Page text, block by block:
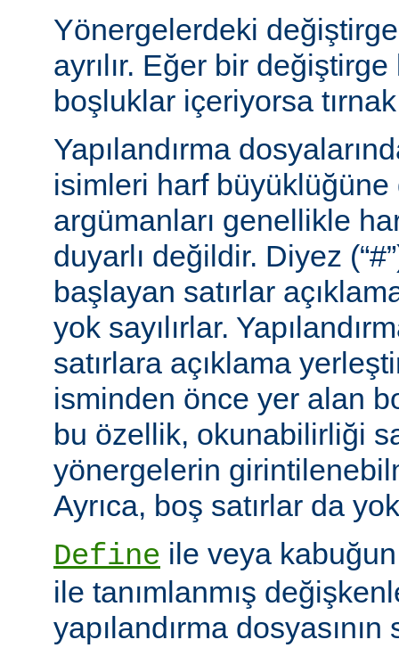
Yönergelerdeki
ayrılır. Eğer bir
boşluklar içeriyorsa tırnak
Yapılandırma
isimleri harf büyüklüğüne
argümanları genellikle
duyarlı değildir. Diyez
başlayan satırlar
yok sayılırlar.
satırlara açıklama
isminden önce yer alan
bu özellik, okunabilirliği
yönergelerin
Ayrıca, boş satırlar da
Define ile veya
ile tanımlanmış
yapılandırma dosyasının